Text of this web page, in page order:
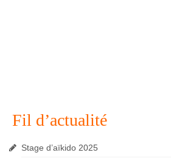
Fil d’actualité
Stage d’aïkido 2025